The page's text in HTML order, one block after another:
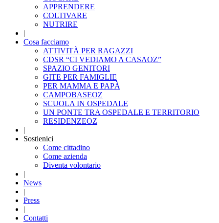
APPRENDERE
COLTIVARE
NUTRIRE
|
Cosa facciamo
ATTIVITÀ PER RAGAZZI
CDSR “CI VEDIAMO A CASAOZ”
SPAZIO GENITORI
GITE PER FAMIGLIE
PER MAMMA E PAPÀ
CAMPOBASEOZ
SCUOLA IN OSPEDALE
UN PONTE TRA OSPEDALE E TERRITORIO
RESIDENZEOZ
|
Sostienici
Come cittadino
Come azienda
Diventa volontario
|
News
|
Press
|
Contatti